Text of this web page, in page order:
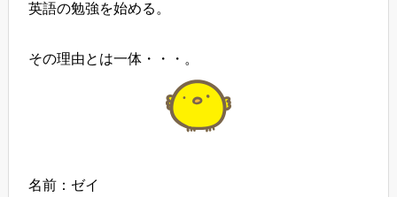
英語の勉強を始める。
その理由とは一体・・・。
名前：ゼイ